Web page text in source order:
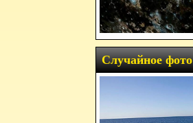
Случайное фото